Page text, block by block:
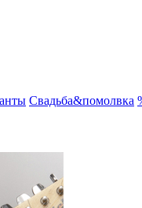
Свадьба&помолвка